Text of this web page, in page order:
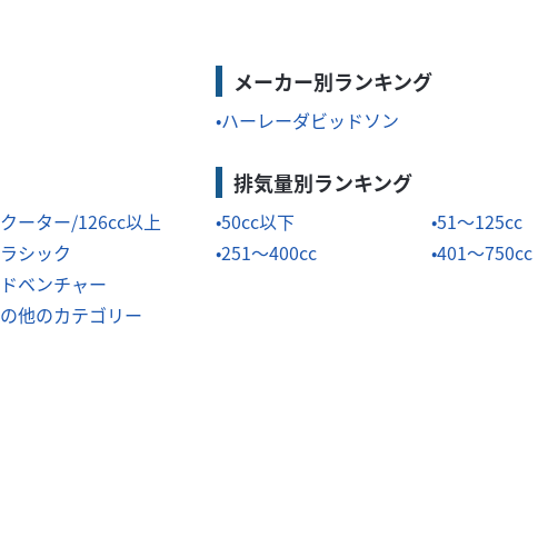
メーカー別ランキング
ハーレーダビッドソン
ーター/126cc以上
シック
ベンチャー
他のカテゴリー
排気量別ランキング
50cc以下 51～125cc
251～400cc
401～750cc